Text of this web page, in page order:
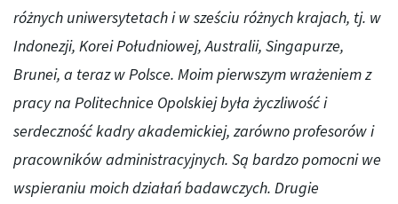
różnych uniwersytetach i w sześciu różnych krajach, tj. w
Indonezji, Korei Południowej, Australii, Singapurze,
Brunei, a teraz w Polsce. Moim pierwszym wrażeniem z
pracy na Politechnice Opolskiej była życzliwość i
serdeczność kadry akademickiej, zarówno profesorów i
pracowników administracyjnych. Są bardzo pomocni we
wspieraniu moich działań badawczych. Drugie